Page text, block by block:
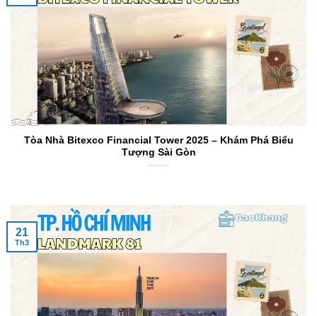
Tòa Nhà Bitexco Financial Tower 2025 – Khám Phá Biểu
Tượng Sài Gòn
21
Th3